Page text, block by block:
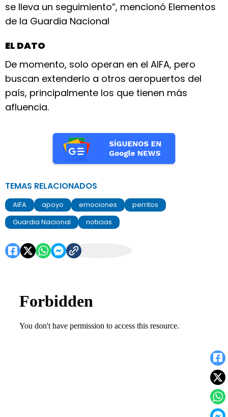
se lleva un seguimiento”, mencionó Elementos
de la Guardia Nacional
EL DATO
De momento, solo operan en el AIFA, pero
buscan extenderlo a otros aeropuertos del
país, principalmente los que tienen más
afluencia.
TEMAS RELACIONADOS
AIFA apoyo emociones
perritos
Guardia Nacional
noticias